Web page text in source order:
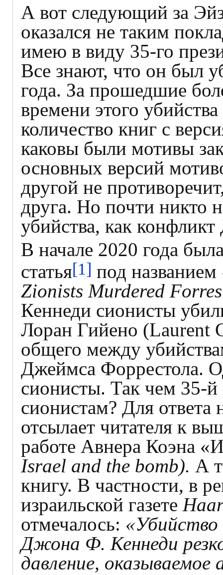
А вот следующий за
оказался не таким
имею в виду 35-го
Все знают, что он был
года. За прошедшие
времени этого
количество книг с
каковы были мотивы
основных версий
другой не
друга. Но почти никто
убийства, как
В начале 2020 года
статья[1] под названием
Zionists Murdered
Кеннеди сионисты
Лоран Гийено (Laurent
общего между
Джеймса Форрестола.
сионисты. Так чем 35-
сионистам? Для ответа
отсылает читателя к
работе Авнера Коэна
Israel and the bomb). А
книгу. В частности, в
израильской газете
отмечалось: «Убийство
Джона Ф. Кеннеди
давление,